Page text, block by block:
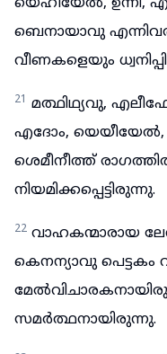
യെഹീയേൽ, ഉന്നി,
ബെനായാവു
വീണകളെയും
21 മത്ഥിഥ്യവു,
എദോം,
ശെമീനീത്ത്
നിയമിക്കപ്പെട്ടിരുന്നു.
22 വാഹകന്മാരായ
കെനന്യാവു പെട്ടകം
സമർത്ഥനായിരുന്നു.